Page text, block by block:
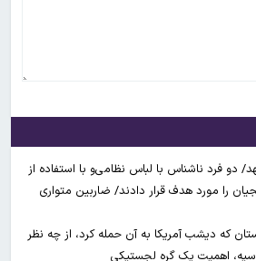
دو فرد ناشناس با لباس نظامی‌و با استفاده از
را مورد هدف قرار دادند/ ضاربین متواری
که دیشب آمریکا به آن حمله کرد، از چه نظر
اهمیت یک گره لجستیکی